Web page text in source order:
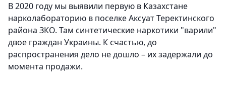
В 2020 году мы выявили первую в Казахстане
нарколабораторию в поселке Аксуат Теректинского
района ЗКО. Там синтетические наркотики "варили"
двое граждан Украины. К счастью, до
распространения дело не дошло – их задержали до
момента продажи.